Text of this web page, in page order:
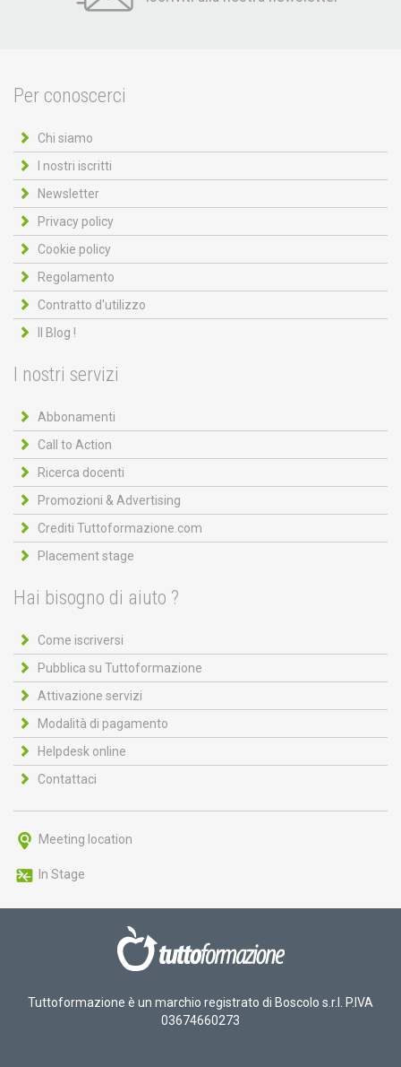
Per conoscerci
Chi siamo
I nostri iscritti
Newsletter
Privacy policy
Cookie policy
Regolamento
Contratto d'utilizzo
Il Blog !
I nostri servizi
Abbonamenti
Call to Action
Ricerca docenti
Promozioni & Advertising
Crediti Tuttoformazione.com
Placement stage
Hai bisogno di aiuto ?
Come iscriversi
Pubblica su Tuttoformazione
Attivazione servizi
Modalità di pagamento
Helpdesk online
Contattaci
Meeting location
In Stage
Tuttoformazione è un marchio registrato di Boscolo s.r.l. P.IVA
03674660273